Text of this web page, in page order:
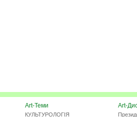
Art-Теми
КУЛЬТУРОЛОГІЯ
Art-